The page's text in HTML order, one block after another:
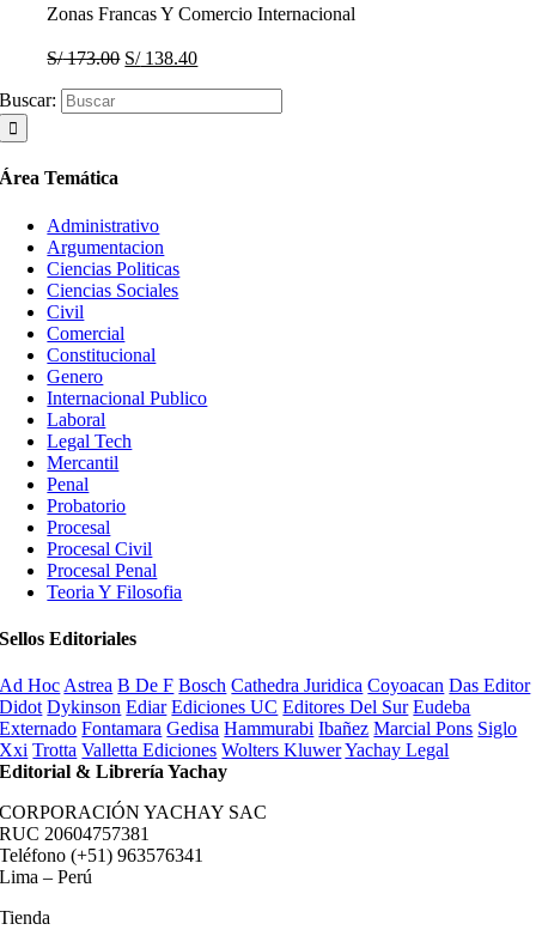
Zonas Francas Y Comercio Internacional
S/173.00 S/138.40
Buscar:
Área Temática
Administrativo
Argumentacion
Ciencias Politicas
Ciencias Sociales
Civil
Comercial
Constitucional
Genero
Internacional Publico
Laboral
Legal Tech
Mercantil
Penal
Probatorio
Procesal
Procesal Civil
Procesal Penal
Teoria Y Filosofia
Sellos Editoriales
Ad Hoc Astrea B De F Bosch Cathedra Juridica Coyoacan Das Editor
Didot Dykinson Ediar Ediciones UC Editores Del Sur Eudeba
Externado Fontamara Gedisa Hammurabi Ibañez Marcial Pons Siglo
Xxi Trotta Valletta Ediciones Wolters KluwerYachay Legal
Editorial & Librería Yachay
CORPORACIÓN YACHAY SAC
RUC 20604757381
Teléfono (+51) 963576341
Lima – Perú
Tienda